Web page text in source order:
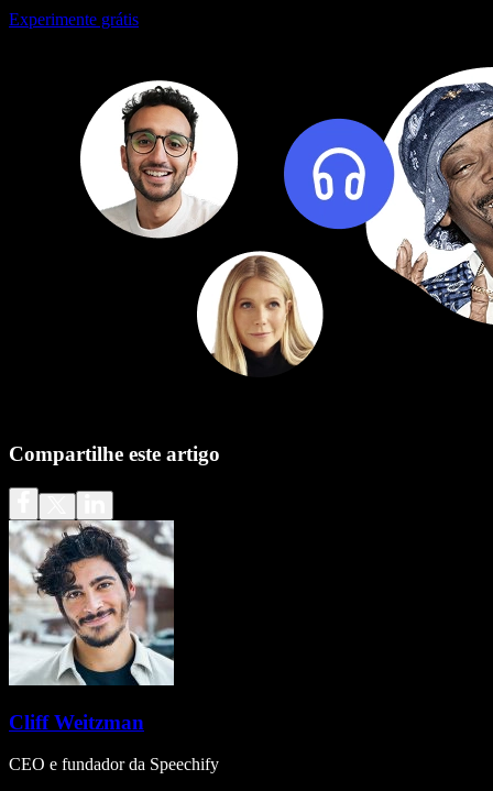
Experimente grátis
Compartilhe este artigo
Cliff Weitzman
CEO e fundador da Speechify